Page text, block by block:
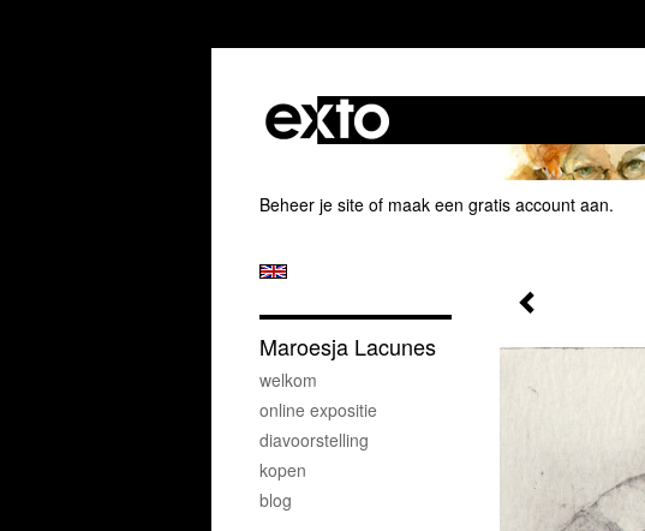
Beheer je site of maak een gratis account aan.
Maroesja Lacunes
welkom
online expositie
diavoorstelling
kopen
blog